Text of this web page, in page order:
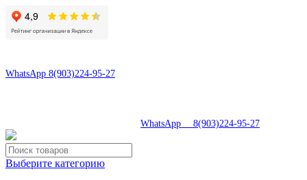
WhatsApp 8(903)224-95-27
WhatsApp 8(903)224-95-27
Выберите категорию